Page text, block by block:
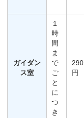
ガイダン
ス室
１
時
間
ま
で
ご
と
に
つ
き
290
円